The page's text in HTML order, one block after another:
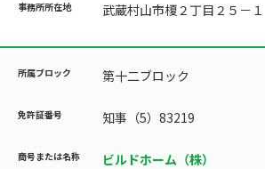
武蔵村山市榎２丁目２５－
第十二ブロック
知事（5）83219
ビルドホーム（株）